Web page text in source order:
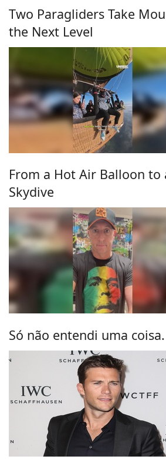
Two Paragliders Take
the Next Level
From a Hot Air Balloon to
Skydive
Só não entendi uma coisa.